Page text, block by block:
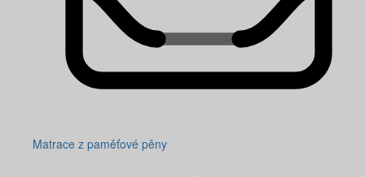
Matrace z paměťové pěny